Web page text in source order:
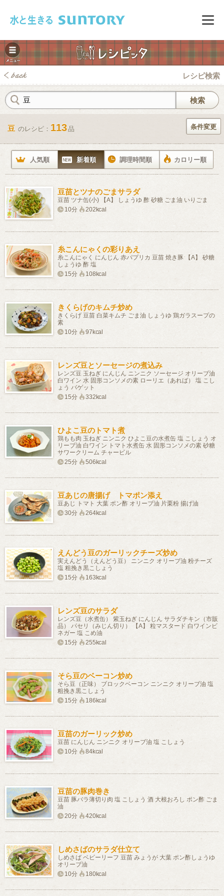
メニ
レシピ検索
豆 のレシピ： 113品 条件変更
人気順 新着順 調理時間順 カロリー順
豆苗とツナのごまサラダ
豆苗 ツナ缶(小) 【A】 しょうゆ 酢 砂糖 ごま油 いりごま
10分
202kcal
糸こんにゃくの彩りあえ
糸こんにゃく にんじん 赤パプリカ 豆苗 焼き豚 【A】 砂糖
しょうゆ 酢 塩
15分
108kcal
きくらげのキムチ炒め
きくらげ 豆苗 白菜キムチ ごま油 しょうゆ 鶏ガラスープの
素
10分
97kcal
レンズ豆とソーセージの煮込み
レンズ豆 玉ねぎ にんじん ニンニク ソーセージ オリーブ油
白ワイン 水 固形コンソメの素 ローリエ（あれば） 塩 こし
ょう バゲット
15分
332kcal
ひよこ豆のトマト煮
鶏もも肉 玉ねぎ ニンニク ひよこ豆の水煮缶 塩 こしょう オ
リーブ油 白ワイン トマト水煮缶 水 固形コンソメの素 砂糖
サワークリーム チャービル
25分
506kcal
豆あじの唐揚げ トマポン添え
豆あじ トマト 大葉 ポン酢 オリーブ油 片栗粉 揚げ油
30分
264kcal
えんどう豆のガーリックチーズ炒め
実えんどう（えんどう豆） ニンニク オリーブ油 粉チーズ
塩 粗挽き黒こしょう
15分
163kcal
レンズ豆のサラダ
レンズ豆（水煮缶） 紫玉ねぎ にんじん サラダチキン（市販
品） パセリ（みじん切り） 【A】 粒マスタード 白ワインビ
ネガー 塩 こめ油
15分
255kcal
そら豆のベーコン炒め
そら豆（正味） ブロックベーコン ニンニク オリーブ油 塩
粗挽き黒こしょう
15分
186kcal
豆苗のガーリック炒め
豆苗 にんじん ニンニク オリーブ油 塩 こしょう
10分
84kcal
豆苗の豚肉巻き
豆苗 豚バラ薄切り肉 塩 こしょう 酒 大根おろし ポン酢 ごま
油
20分
420kcal
しめさばのサラダ仕立て
しめさば ベビーリーフ 豆苗 みょうが 大葉 ポン酢しょうゆ
オリーブ油
10分
180kcal